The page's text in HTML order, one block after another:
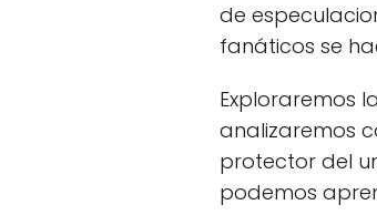
de
fanáticos se
Exploraremos
analizaremos
protector del
podemos